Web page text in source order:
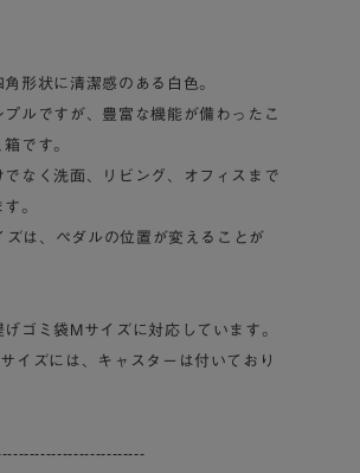
角形状に清潔感のある白色。
プルですが、豊富な機能が備わったこ
です。
でなく洗面、リビング、オフィスまで
。
は、ペダルの位置が変えることが
げゴミ袋Mサイズに対応しています。
イズには、キャスターは付いており